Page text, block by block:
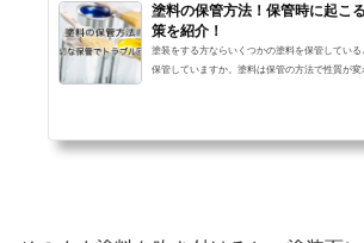
塗料の保管方法！保管時に起こ
策を紹介！
塗装をする方ならいくつかの塗料を保管してい
保管していますか。塗料は保管の方法で性質が